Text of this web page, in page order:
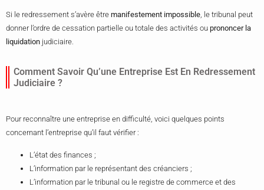
Si le redressement s’avère être manifestement impossible, le tribunal peut
donner l’ordre de cessation partielle ou totale des activités ou prononcer la
liquidation judiciaire.
Comment Savoir Qu’une Entreprise Est En Redressement
Judiciaire ?
Pour reconnaître une entreprise en difficulté, voici quelques points
concernant l’entreprise qu’il faut vérifier :
L’état des finances ;
L’information par le représentant des créanciers ;
L’information par le tribunal ou le registre de commerce et des